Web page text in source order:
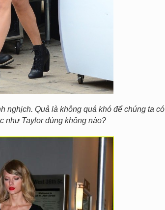
nghịch. Quả là không quá khó để chúng ta có
như Taylor đúng không nào?